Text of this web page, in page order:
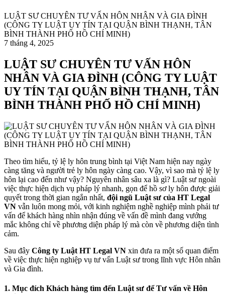
LUẬT SƯ CHUYÊN TƯ VẤN HÔN NHÂN VÀ GIA ĐÌNH
(CÔNG TY LUẬT UY TÍN TẠI QUẬN BÌNH THẠNH, TÂN
BÌNH THÀNH PHỐ HỒ CHÍ MINH)
7 tháng 4, 2025
LUẬT SƯ CHUYÊN TƯ VẤN HÔN
NHÂN VÀ GIA ĐÌNH (CÔNG TY LUẬT
UY TÍN TẠI QUẬN BÌNH THẠNH, TÂN
BÌNH THÀNH PHỐ HỒ CHÍ MINH)
Theo tìm hiểu, tỷ lệ ly hôn trung bình tại Việt Nam hiện nay ngày
càng tăng và người trẻ ly hôn ngày càng cao. Vậy, vì sao mà tỷ lệ ly
hôn lại cao đến như vậy? Nguyên nhân sâu xa là gì? Luật sư ngoài
việc thực hiện dịch vụ pháp lý nhanh, gọn để hồ sơ ly hôn được giải
quyết trong thời gian ngắn nhất, đội ngũ Luật sư của HT Legal
VN vẫn luôn mong mỏi, với kinh nghiệm nghề nghiệp mình phải tư
vấn để khách hàng nhìn nhận đúng về vấn đề mình đang vướng
mắc không chỉ về phương diện pháp lý mà còn về phương diện tình
cảm.
Sau đây Công ty Luật HT Legal VN xin đưa ra một số quan điểm
về việc thực hiện nghiệp vụ tư vấn Luật sư trong lĩnh vực Hôn nhân
và Gia đình.
1. Mục đích Khách hàng tìm đến Luật sư để Tư vấn về Hôn